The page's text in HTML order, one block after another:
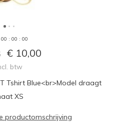
00 : 00 : 00
€ 10,00
btw
Tshirt Blue<br>Model draagt
XS
productomschrijving